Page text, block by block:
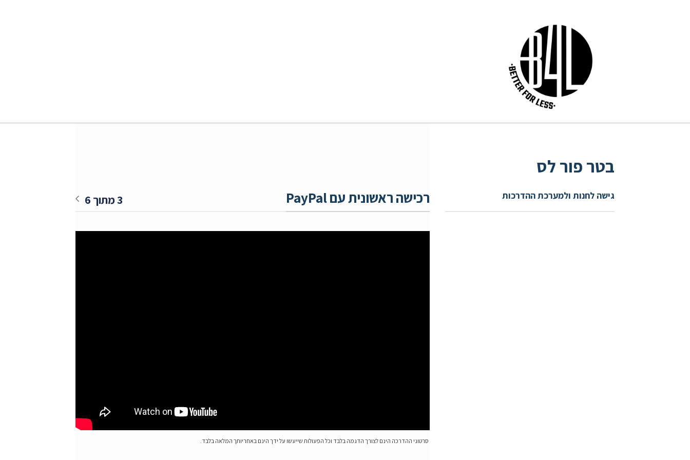
בטר פור לס
גישה לחנות ולמערכת ההדרכות רכישה ראשונית עם PayPal 3 מתוך 6
סרטוני ההדרכה הינם לצורך הדגמה בלבד וכל הפעולות שייעשו על ידך הינם באחריותך המלאה בלבד.